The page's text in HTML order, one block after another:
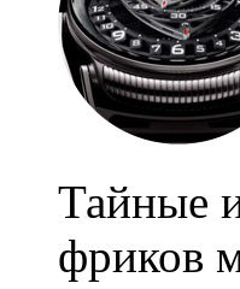
Тайные
фриков